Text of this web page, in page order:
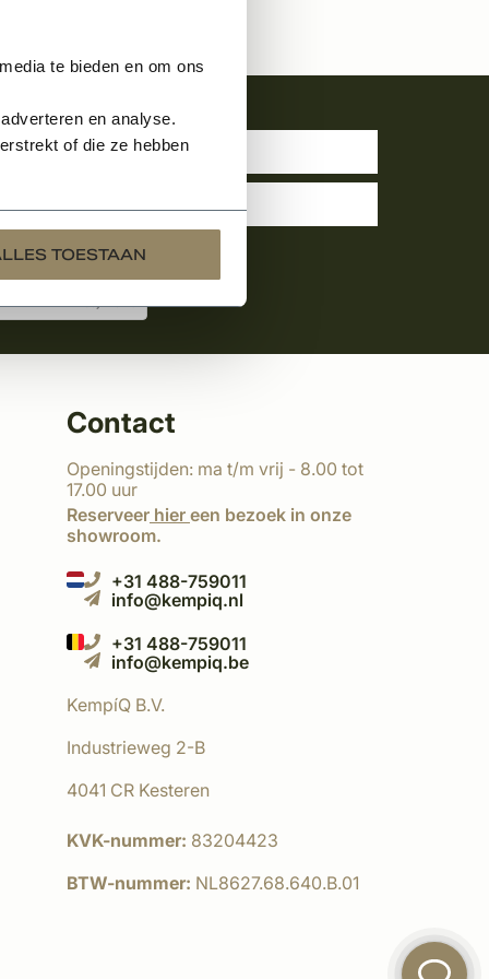
te bieden en om ons
en analyse.
of die ze hebben
TOESTAAN
Contact
Openingstijden: ma t/m vrij - 8.00 tot
17.00 uur
Reserveer hier een bezoek in onze
showroom.
+31 488-759011
info@kempiq.nl
+31 488-759011
info@kempiq.be
KempíQ B.V.
Industrieweg 2-B
4041 CR Kesteren
KVK-nummer: 83204423
BTW-nummer: NL8627.68.640.B.01